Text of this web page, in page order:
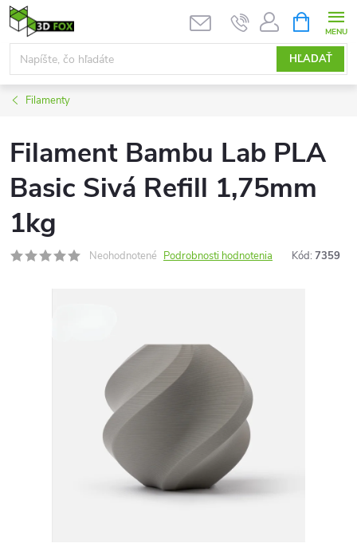
Prejsť
na
obsah
HĽADAŤ
KOŠÍK
Filamenty
Filament Bambu Lab PLA
Basic Sivá Refill 1,75mm
1kg
Neohodnotené Podrobnosti hodnotenia Kód: 7359